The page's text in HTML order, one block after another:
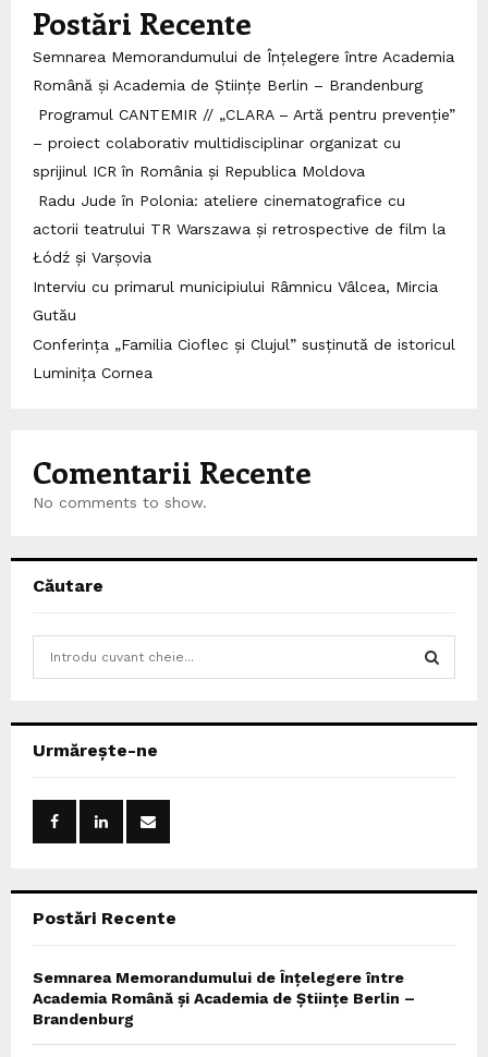
Postări Recente
Semnarea Memorandumului de Înțelegere între Academia
Română și Academia de Științe Berlin – Brandenburg
Programul CANTEMIR // „CLARA – Artă pentru prevenție”
– proiect colaborativ multidisciplinar organizat cu
sprijinul ICR în România și Republica Moldova
Radu Jude în Polonia: ateliere cinematografice cu
actorii teatrului TR Warszawa și retrospective de film la
Łódź și Varșovia
Interviu cu primarul municipiului Râmnicu Vâlcea, Mircia
Gutău
Conferința „Familia Cioflec și Clujul” susținută de istoricul
Luminița Cornea
Comentarii Recente
No comments to show.
Căutare
h
Urmărește-ne
Postări Recente
Semnarea Memorandumului de Înțelegere între
Academia Română și Academia de Științe Berlin –
Brandenburg